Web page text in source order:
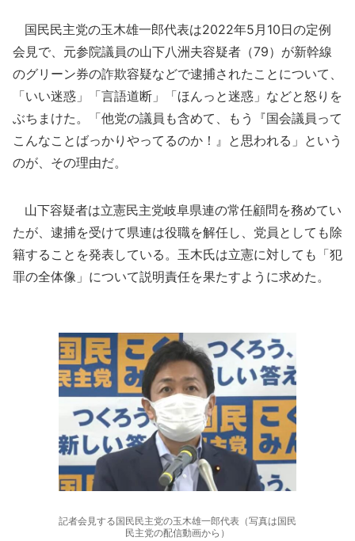
国民民主党の玉木雄一郎代表は2022年5月10日の定例
会見で、元参院議員の山下八洲夫容疑者（79）が新幹線
のグリーン券の詐欺容疑などで逮捕されたことについて、
「いい迷惑」「言語道断」「ほんっと迷惑」などと怒りを
ぶちまけた。「他党の議員も含めて、もう『国会議員って
こんなことばっかりやってるのか！』と思われる」という
のが、その理由だ。
山下容疑者は立憲民主党岐阜県連の常任顧問を務めてい
たが、逮捕を受けて県連は役職を解任し、党員としても除
籍することを発表している。玉木氏は立憲に対しても「犯
罪の全体像」について説明責任を果たすように求めた。
記者会見する国民民主党の玉木雄一郎代表（写真は国民
民主党の配信動画から）